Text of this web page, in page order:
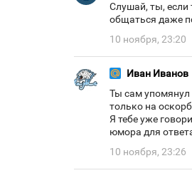
Слушай, ты, если
общаться даже
10 ноября, 23:20
Иван Иванов
Ты сам упомянул
только на
Я тебе уже
юмора для
10 ноября, 23:26